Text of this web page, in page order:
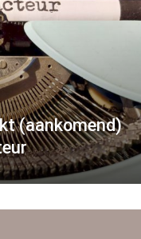
(aankomend)